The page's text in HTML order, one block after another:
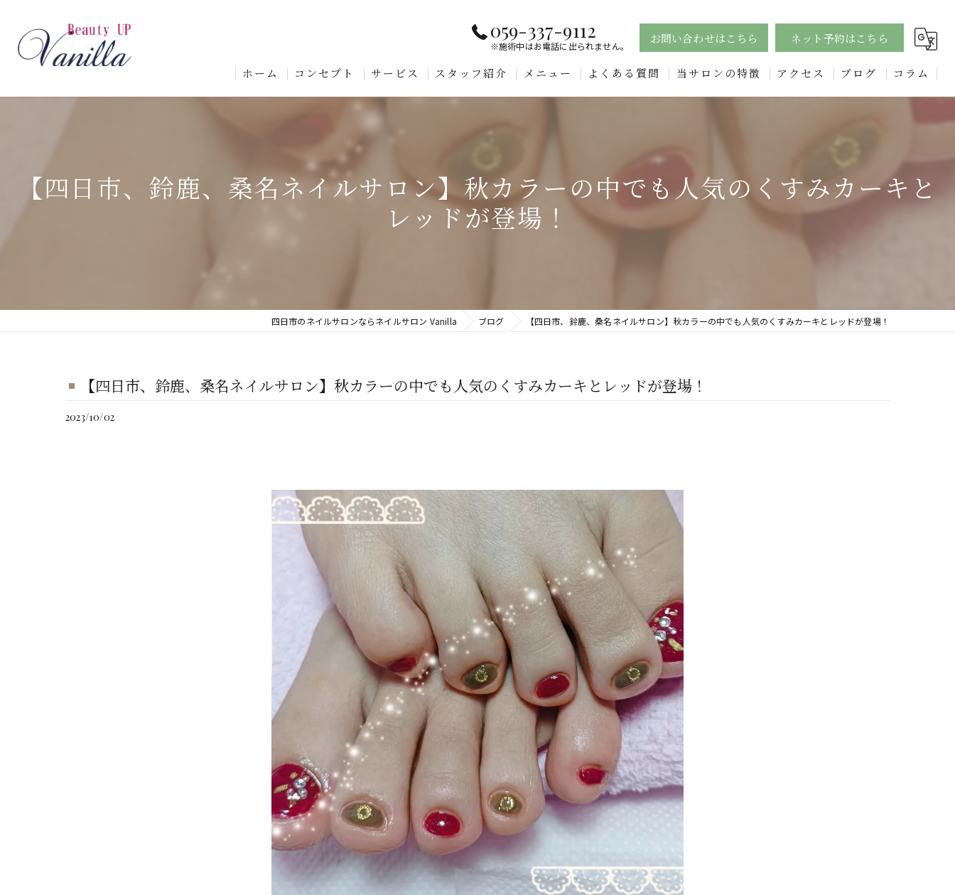
059-337-9112
※施術中はお電話に出られません。
お問い合わせはこちら ネット予約はこちら
ホーム コンセプト サービス スタッフ紹介 メニュー よくある質問 当サロンの特徴
四日市のフットネイルで足元美人に！個性的なデザインも豊富に
エステ
アクセス ブログ コラム
【四日市、鈴鹿、桑名ネイルサロン】秋カラーの中でも人気のくすみカーキと
レッドが登場！
四日市のネイルサロンならネイルサロン Vanilla ブログ 【四日市、鈴鹿、桑名ネイルサロン】秋カラーの中でも人気のくすみカーキとレッドが登場！
【四日市、鈴鹿、桑名ネイルサロン】秋カラーの中でも人気のくすみカーキとレッドが登場！
2023/10/02